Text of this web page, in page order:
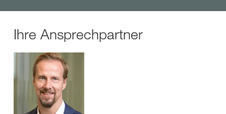
Ihre Ansprechpartner